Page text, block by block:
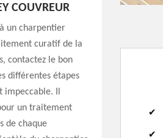
COUVREUR
un charpentier
curatif de la
contactez le bon
différentes étapes
Il
un traitement
de chaque